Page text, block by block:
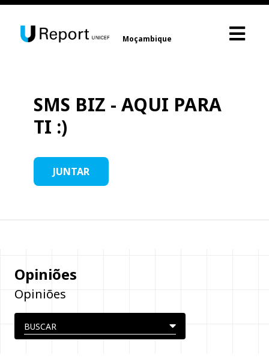
Moçambique
SMS BIZ - AQUI PARA
TI :)
JUNTAR
Opiniões
Opiniões